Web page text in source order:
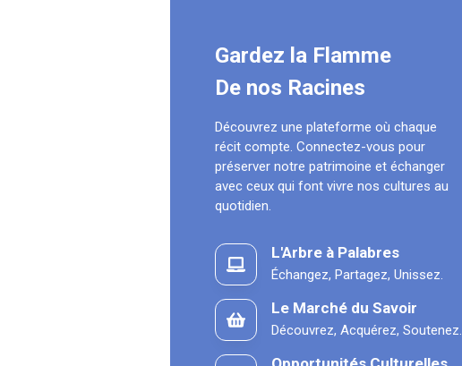
Gardez la Flamme
De nos Racines
Découvrez une plateforme où chaque
récit compte. Connectez-vous pour
préserver notre patrimoine et échanger
avec ceux qui font vivre nos cultures au
quotidien.
L'Arbre à Palabres
Échangez, Partagez, Unissez.
Le Marché du Savoir
Découvrez, Acquérez, Soutenez.